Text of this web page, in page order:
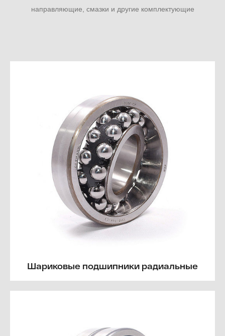
направляющие, смазки и другие комплектующие
Шариковые подшипники радиальные